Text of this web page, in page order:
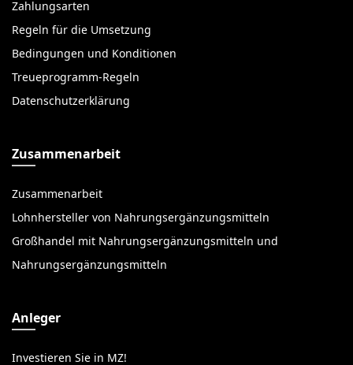
Zahlungsarten
Regeln für die Umsetzung
Bedingungen und Konditionen
Treueprogramm-Regeln
Datenschutzerklärung
Zusammenarbeit
Zusammenarbeit
Lohnhersteller von Nahrungsergänzungsmitteln
Großhandel mit Nahrungsergänzungsmitteln und
Nahrungsergänzungsmitteln
Anleger
Investieren Sie in MZ!